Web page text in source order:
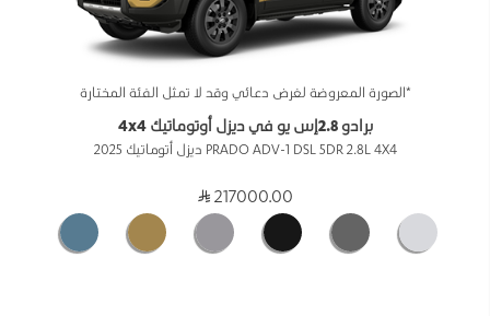
*الصورة المعروضة لغرض دعائي وقد لا تمثل الفئة المختارة
برادو 2.8إس يو في ديزل أوتوماتيك 4x4
PRADO ADV-1 DSL 5DR 2.8L 4X4 ديزل أتوماتيك 2025
217000.00